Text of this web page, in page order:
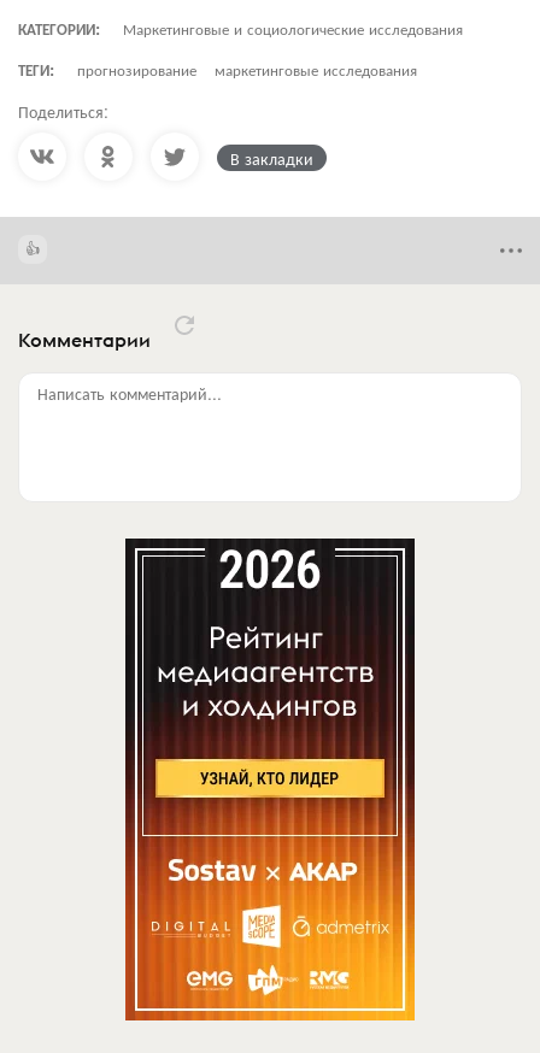
КАТЕГОРИИ:
Маркетинговые и социологические исследования
ТЕГИ:
прогнозирование маркетинговые исследования
Поделиться:
В закладки
Комментарии
Написать комментарий...